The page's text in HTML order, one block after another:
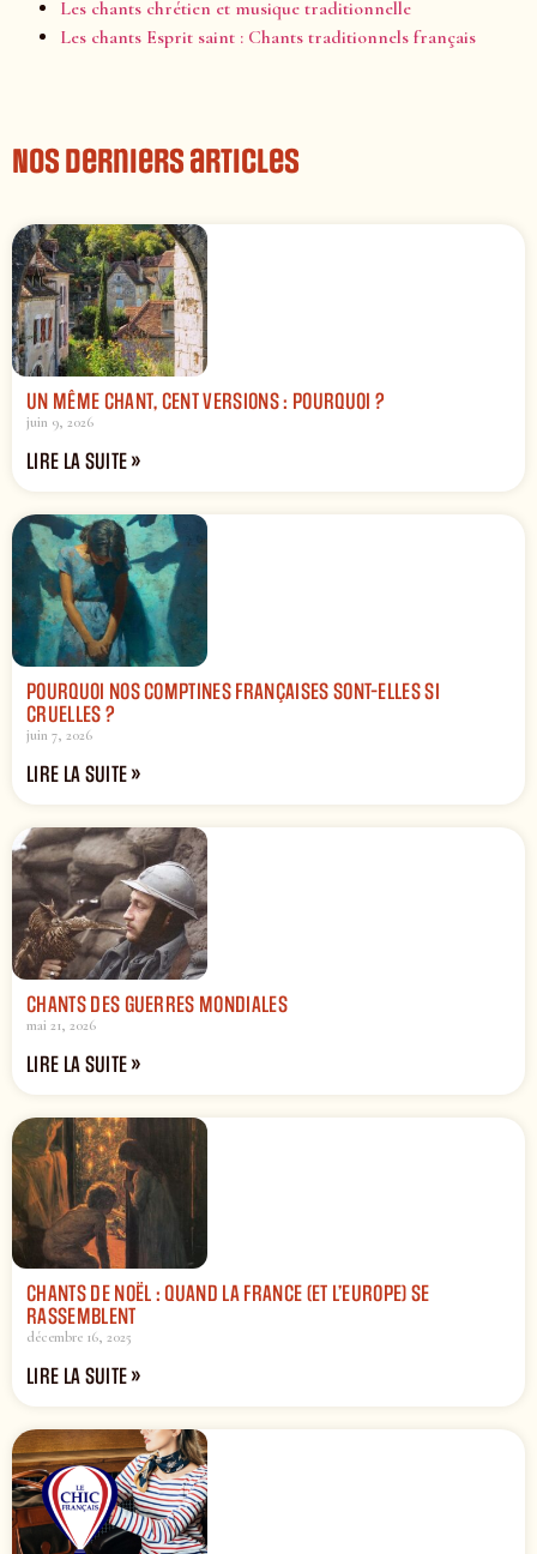
Les chants chrétien et musique traditionnelle
Les chants Esprit saint : Chants traditionnels français
Nos derniers articles
UN MÊME CHANT, CENT VERSIONS : POURQUOI ?
juin 9, 2026
LIRE LA SUITE »
POURQUOI NOS COMPTINES FRANÇAISES SONT-ELLES SI
CRUELLES ?
juin 7, 2026
LIRE LA SUITE »
CHANTS DES GUERRES MONDIALES
mai 21, 2026
LIRE LA SUITE »
CHANTS DE NOËL : QUAND LA FRANCE (ET L’EUROPE) SE
RASSEMBLENT
décembre 16, 2025
LIRE LA SUITE »